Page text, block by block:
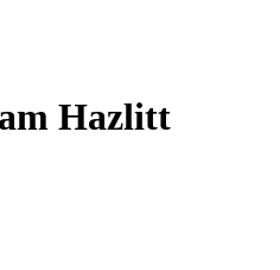
Hazlitt